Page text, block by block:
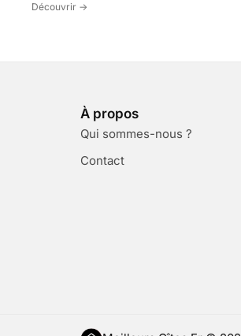
Découvrir ->
À propos
Qui sommes-nous ?
Contact